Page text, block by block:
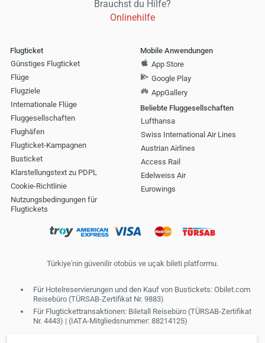
Brauchst du Hilfe?
Onlinehilfe
Flugticket
Günstiges Flugticket
Flüge
Flugziele
Internationale Flüge
Fluggesellschaften
Flughäfen
Flugticket-Kampagnen
Busticket
Klarstellungstext zu PDPL
Cookie-Richtlinie
Nutzungsbedingungen für
Flugtickets
Mobile Anwendungen
App Store
Google Play
AppGallery
Beliebte Fluggesellschaften
Lufthansa
Swiss International Air Lines
Austrian Airlines
Access Rail
Edelweiss Air
Eurowings
Türkiye'nin güvenilir otobüs ve uçak bileti platformu.
Für Hotelreservierungen und den Kauf von Bustickets: Obilet.com
Reisebüro (TÜRSAB-Zertifikat Nr. 9883)
Für Flugtickettransaktionen: Biletall Reisebüro (TÜRSAB-Zertifikat
Nr. 4443) | (IATA-Mitgliedsnummer: 88214125)